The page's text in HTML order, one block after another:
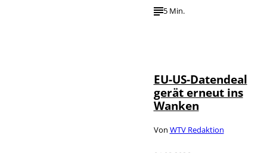
5 Min.
EU-US-Datendeal
gerät erneut ins
Wanken
Von WTV Redaktion